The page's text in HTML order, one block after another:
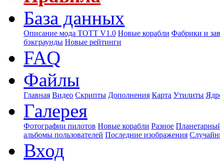
База данных
Описание мода ТОТТ V1.0 Новые корабли Фабрики и
бэкграунды Новые рейтинги
FAQ
Файлы
Главная Видео Скрипты Дополнения Карта Утилиты
Галерея
Фотографии пилотов Новые корабли Разное
альбомы пользователей Последние изображения
Вход